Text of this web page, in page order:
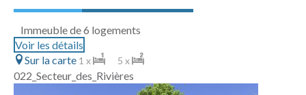
Immeuble de 6 logements
Voir les détails
Sur la carte 1 x 5 x
022_Secteur_des_Rivières